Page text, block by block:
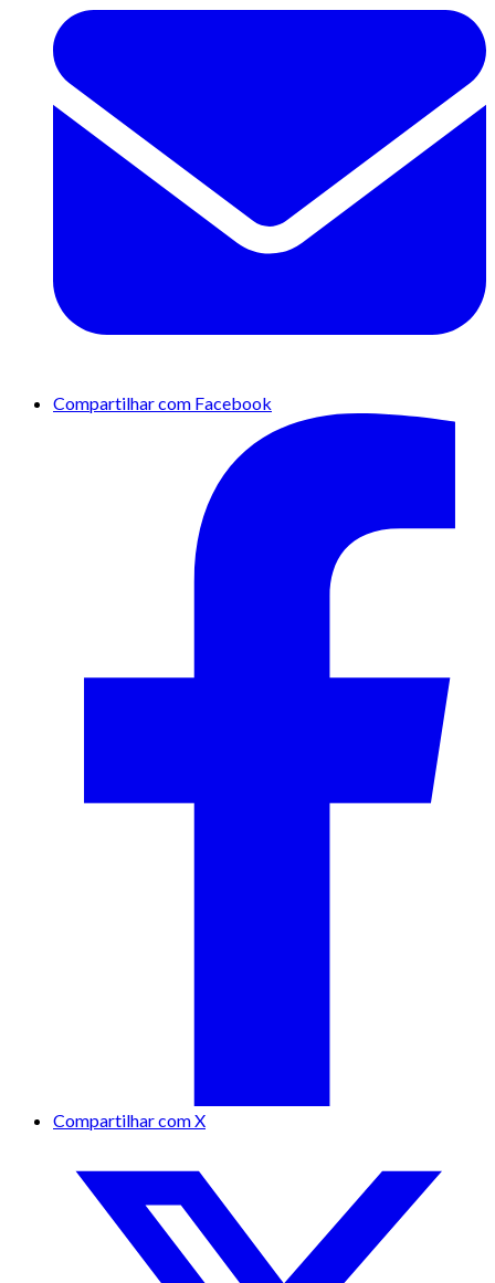
Compartilhar com Facebook
Compartilhar com X